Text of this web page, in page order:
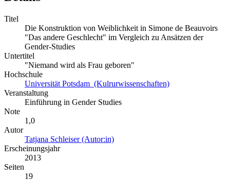
Titel
Die Konstruktion von Weiblichkeit in Simone de Beauvoirs
"Das andere Geschlecht" im Vergleich zu Ansätzen der
Gender-Studies
Untertitel
"Niemand wird als Frau geboren"
Hochschule
Universität Potsdam (Kulrurwissenschaften)
Veranstaltung
Einführung in Gender Studies
Note
1,0
Autor
Tatjana Schleiser (Autor:in)
Erscheinungsjahr
2013
Seiten
19